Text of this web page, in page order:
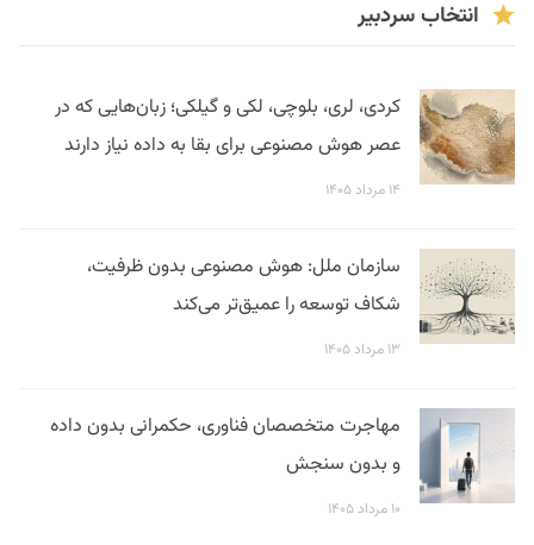
انتخاب سردبیر
کردی، لری، بلوچی، لکی و گیلکی؛ زبان‌هایی که در
عصر هوش مصنوعی برای بقا به داده نیاز دارند
۱۴ مرداد ۱۴۰۵
سازمان ملل: هوش مصنوعی بدون ظرفیت،
شکاف توسعه را عمیق‌تر می‌کند
۱۳ مرداد ۱۴۰۵
مهاجرت متخصصان فناوری، حکمرانی بدون داده
و بدون سنجش
۱۰ مرداد ۱۴۰۵